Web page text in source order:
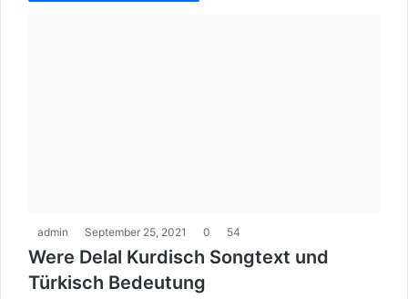
admin September 25, 2021 0 54
Were Delal Kurdisch Songtext und
Türkisch Bedeutung